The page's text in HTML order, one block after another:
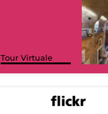
Tour Virtuale